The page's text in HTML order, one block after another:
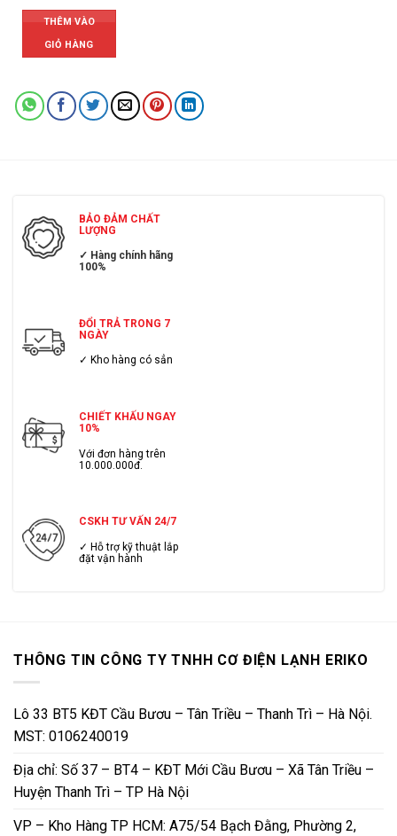
THÊM VÀO
GIỎ HÀNG
BẢO ĐẢM CHẤT
LƯỢNG
✓ Hàng chính hãng
100%
ĐỔI TRẢ TRONG 7
NGÀY
✓ Kho hàng có sẳn
CHIẾT KHẤU NGAY
10%
Với đơn hàng trên
10.000.000đ.
CSKH TƯ VẤN 24/7
✓ Hỗ trợ kỹ thuật lắp
đặt vận hành
THÔNG TIN CÔNG TY TNHH CƠ ĐIỆN LẠNH ERIKO
Lô 33 BT5 KĐT Cầu Bươu – Tân Triều – Thanh Trì – Hà Nội.
MST: 0106240019
Địa chỉ: Số 37 – BT4 – KĐT Mới Cầu Bươu – Xã Tân Triều –
Huyện Thanh Trì – TP Hà Nội
VP – Kho Hàng TP HCM: A75/54 Bạch Đằng, Phường 2,